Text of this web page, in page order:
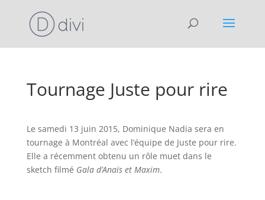
Tournage Juste pour rire
Le samedi 13 juin 2015, Dominique Nadia sera en
tournage à Montréal avec l’équipe de Juste pour rire.
Elle a récemment obtenu un rôle muet dans le
sketch filmé Gala d’Anaïs et Maxim.